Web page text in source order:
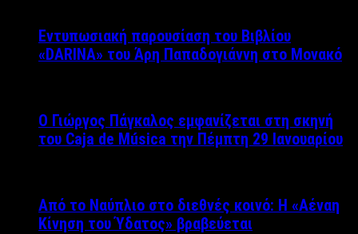
Εντυπωσιακή παρουσίαση του Βιβλίου
«DARINA» του Άρη Παπαδογιάννη στο Μονακό
Ο Γιώργος Πάγκαλος εμφανίζεται στη σκηνή
του Caja de Música την Πέμπτη 29 Ιανουαρίου
Από το Ναύπλιο στο διεθνές κοινό: Η «Αέναη
Κίνηση του Ύδατος» βραβεύεται